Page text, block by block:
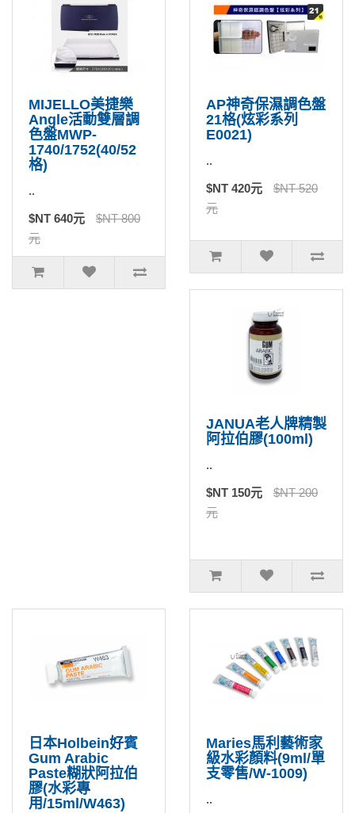
MIJELLO美捷樂
Angle活動雙層調
色盤MWP-
1740/1752(40/52
格)
..
$NT 640元
$NT 800
元
AP神奇保濕調色盤
21格(炫彩系列
E0021)
..
$NT 420元
$NT 520
元
JANUA老人牌精製
阿拉伯膠(100ml)
..
$NT 150元
$NT 200
元
日本Holbein好賓
Gum Arabic
Paste糊狀阿拉伯
膠(水彩專
用/15ml/W463)
Maries馬利藝術家
級水彩顏料(9ml/單
支零售/W-1009)
..